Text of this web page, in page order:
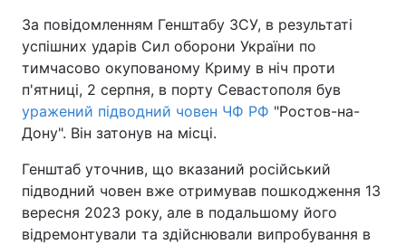
За повідомленням Генштабу ЗСУ, в результаті
успішних ударів Сил оборони України по
тимчасово окупованому Криму в ніч проти
п'ятниці, 2 серпня, в порту Севастополя був
уражений підводний човен ЧФ РФ "Ростов-на-
Дону". Він затонув на місці.
Генштаб уточнив, що вказаний російський
підводний човен вже отримував пошкодження 13
вересня 2023 року, але в подальшому його
відремонтували та здійснювали випробування в